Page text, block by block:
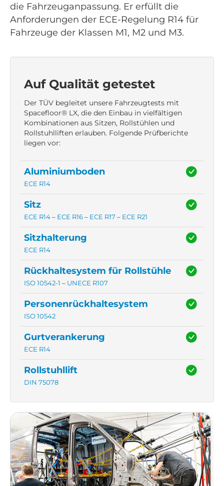
die Fahrzeuganpassung. Er erfüllt die
Anforderungen der ECE-Regelung R14 für
Fahrzeuge der Klassen M1, M2 und M3.
Auf Qualität getestet
Der TÜV begleitet unsere Fahrzeugtests mit
Spacefloor® LX, die den Einbau in vielfältigen
Kombinationen aus Sitzen, Rollstühlen und
Rollstuhlliften erlauben. Folgende Prüfberichte
liegen vor:
Aluminiumboden
ECE R14
Sitz
ECE R14 – ECE R16 – ECE R17 – ECE R21
Sitzhalterung
ECE R14
Rückhaltesystem für Rollstühle
ISO 10542-1 – UNECE R107
Personenrückhaltesystem
ISO 10542
Gurtverankerung
ECE R14
Rollstuhllift
DIN 75078